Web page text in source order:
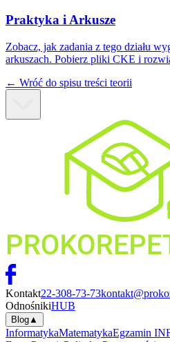
Praktyka i Arkusze
Zobacz, jak zadania z tego działu
arkuszach. Pobierz pliki CKE i
← Wróć do spisu treści teorii
Kontakt22-308-73-73
OdnośnikiHUB
Blog ▲
InformatykaMatematykaEgzamin